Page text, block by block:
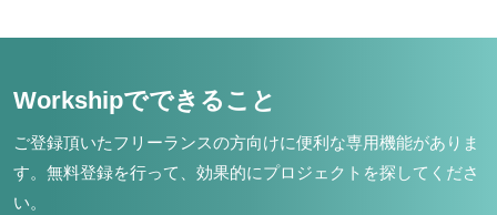
Workshipでできること
ご登録頂いたフリーランスの方向けに便利な専用機能がありま
す。 無料登録を行って、効果的にプロジェクトを探してくださ
い。